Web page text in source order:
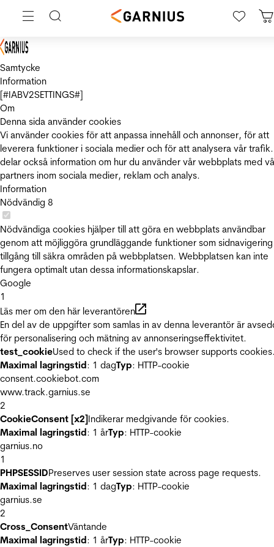
Samtycke
Information
[#IABV2SETTINGS#]
Om
Denna sida använder cookies
Vi använder cookies för att anpassa innehåll och annonser, för att
leverera funktioner i sociala medier och för att analysera vår
delar också information om hur du använder vår webbplats med
partners inom sociala medier, reklam och analys.
Information
Nödvändig 8
Nödvändiga cookies hjälper till att göra en webbplats användbar
genom att möjliggöra grundläggande funktioner som
tillgång till säkra områden på webbplatsen. Webbplatsen kan inte
fungera optimalt utan dessa informationskapslar.
Google
1
Läs mer om den här leverantören
En del av de uppgifter som samlas in av denna leverantör är
för personalisering och mätning av annonseringseffektivitet.
test_cookieUsed to check if the user's browser supports
Maximal lagringstid: 1 dagTyp: HTTP-cookie
consent.cookiebot.com
www.track.garnius.se
2
CookieConsent [x2]Indikerar medgivande för cookies.
Maximal lagringstid: 1 årTyp: HTTP-cookie
garnius.no
1
PHPSESSIDPreserves user session state across page requests.
Maximal lagringstid: 1 dagTyp: HTTP-cookie
garnius.se
2
Cross_ConsentVäntande
Maximal lagringstid: 1 årTyp: HTTP-cookie